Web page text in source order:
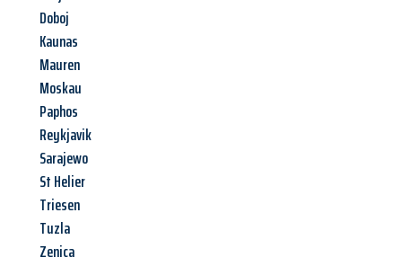
Doboj
Kaunas
Mauren
Moskau
Paphos
Reykjavik
Sarajewo
St Helier
Triesen
Tuzla
Zenica